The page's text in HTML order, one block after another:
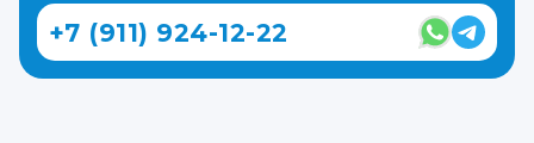
+7 (911) 924-12-22